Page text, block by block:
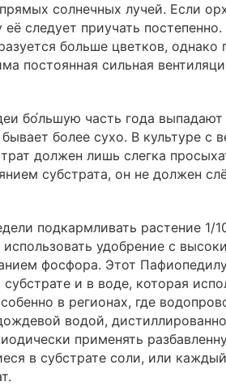
солнечных лучей. Если
следует приучать
больше цветков,
постоянная сильная
бо́льшую часть года
более сухо. В культуре с
должен лишь слегка
субстрата, он не должен
подкармливать растение 1/
удобрение с
фосфора. Этот
и в воде, которая
в регионах, где
водой,
применять
в субстрате соли, или